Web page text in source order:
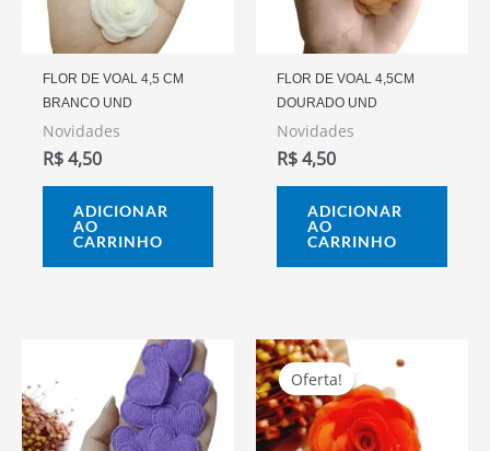
FLOR DE VOAL 4,5 CM
BRANCO UND
Novidades
R$4,50
ADICIONAR
AO
CARRINHO
FLOR DE VOAL 4,5CM
DOURADO UND
Novidades
R$4,50
ADICIONAR
AO
CARRINHO
Oferta!
Oferta!
O
Preço
Original
Era:
R$ 4,50.
Preço
É:
R$ 4,00.